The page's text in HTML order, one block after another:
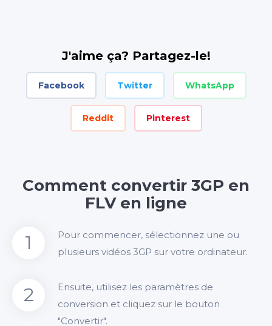
J'aime ça? Partagez-le!
Facebook Twitter WhatsApp
Reddit Pinterest
Comment convertir 3GP en
FLV en ligne
1
Pour commencer, sélectionnez une ou
plusieurs vidéos 3GP sur votre ordinateur.
2
Ensuite, utilisez les paramètres de
conversion et cliquez sur le bouton
"Convertir".